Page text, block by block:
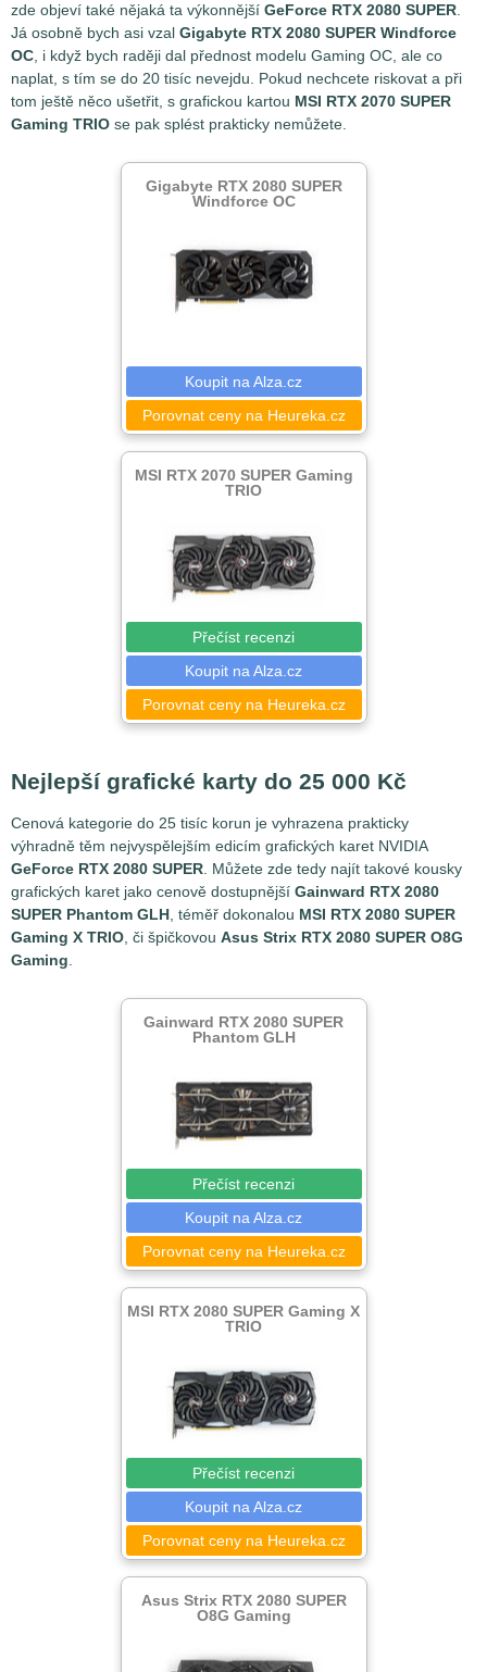
zde objeví také nějaká ta výkonnější GeForce RTX 2080 SUPER
Já osobně bych asi vzal Gigabyte RTX 2080 SUPER Windforce
OC , i když bych raději dal přednost modelu Gaming OC, ale co
naplat, s tím se do 20 tisíc nevejdu. Pokud nechcete riskovat a při
tom ještě něco ušetřit, s grafickou kartou MSI RTX 2070 SUPER
Gaming TRIO se pak splést prakticky nemůžete.
Gigabyte RTX 2080 SUPER
Windforce OC
Koupit na Alza.cz
Porovnat ceny na Heureka.cz
MSI RTX 2070 SUPER Gaming
TRIO
Přečíst recenzi
Koupit na Alza.cz
Porovnat ceny na Heureka.cz
Nejlepší grafické karty do 25 000 Kč
Cenová kategorie do 25 tisíc korun je vyhrazena prakticky
výhradně těm nejvyspělejším edicím grafických karet NVIDIA
GeForce RTX 2080 SUPER . Můžete zde tedy najít takové kousky
grafických karet jako cenově dostupnější Gainward RTX 2080
SUPER Phantom GLH , téměř dokonalou MSI RTX 2080 SUPER
Gaming X TRIO , či špičkovou Asus Strix RTX 2080 SUPER O8G
Gaming
Gainward RTX 2080 SUPER
Phantom GLH
Přečíst recenzi
Koupit na Alza.cz
Porovnat ceny na Heureka.cz
MSI RTX 2080 SUPER Gaming X
TRIO
Přečíst recenzi
Koupit na Alza.cz
Porovnat ceny na Heureka.cz
Asus Strix RTX 2080 SUPER
O8G Gaming